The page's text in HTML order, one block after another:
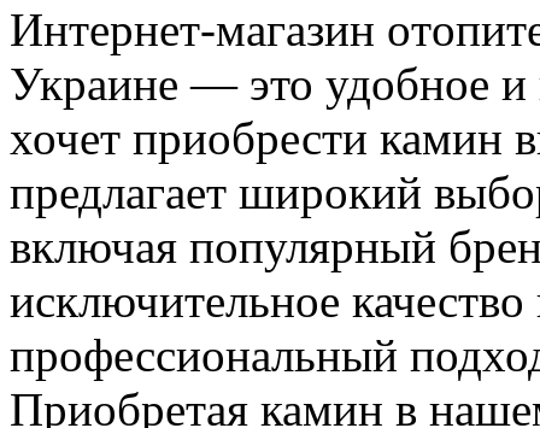
Интeрнeт-мaгaзин
Украине — это удобное и
хочет приобрести камин
предлагает широкий
включая популярный
исключительное
профессиональный
Приобретая камин в